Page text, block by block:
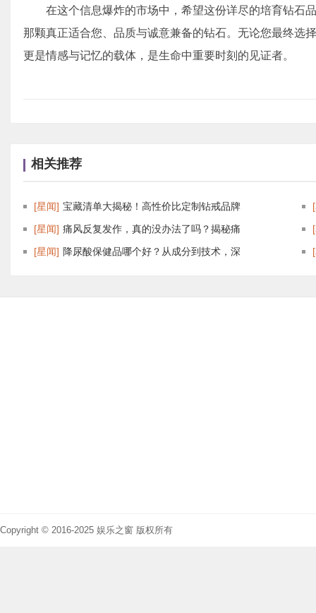
在这个信息爆炸的市场中，希望这份详尽的培育钻石
那颗真正适合您、品质与诚意兼备的钻石。无论您最终选
更是情感与记忆的载体，是生命中重要时刻的见证者。
相关推荐
[星闻] 宝藏清单大揭秘！高性价比定制钻戒品牌
[星闻] 痛风反复发作，真的没办法了吗？揭秘痛
[星闻] 降尿酸保健品哪个好？从成分到技术，深
Copyright © 2016-2025 娱乐之窗 版权所有